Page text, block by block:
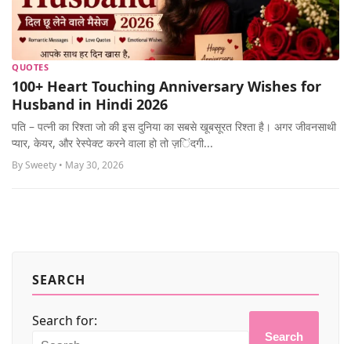
FASHION & STYLE
CONTACT NAME IDEAS
MORE
QUOTES
100+ Heart Touching Anniversary Wishes for
Husband in Hindi 2026
पति – पत्नी का रिश्ता जो की इस दुनिया का सबसे खूबसूरत रिश्ता है। अगर जीवनसाथी
प्यार, केयर, और रेस्पेक्ट करने वाला हो तो ज़िंदगी...
By Sweety • May 30, 2026
SEARCH
Search for:
Search